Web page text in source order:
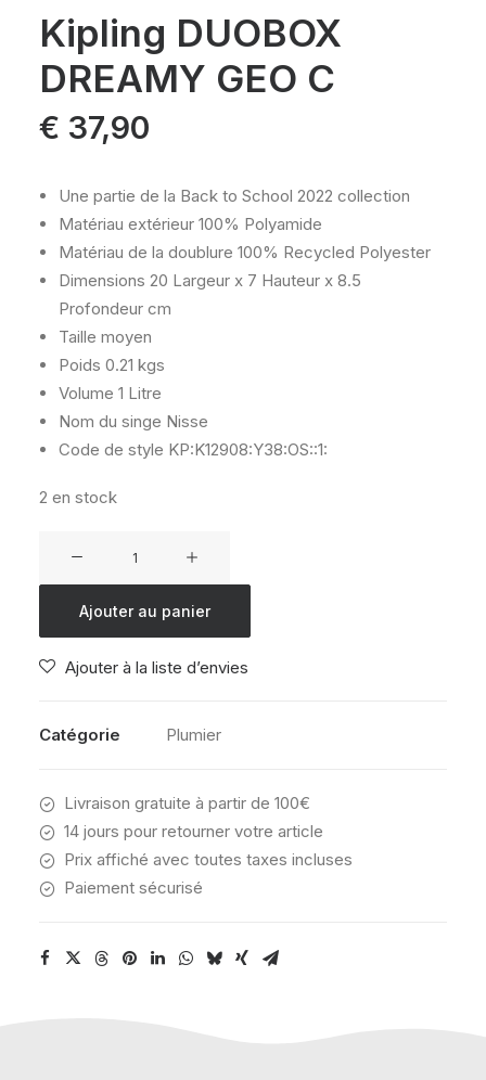
Kipling DUOBOX
DREAMY GEO C
€ 37,90
Une partie de la Back to School 2022 collection
Matériau extérieur 100% Polyamide
Matériau de la doublure 100% Recycled Polyester
Dimensions 20 Largeur x 7 Hauteur x 8.5
Profondeur cm
Taille moyen
Poids 0.21 kgs
Volume 1 Litre
Nom du singe Nisse
Code de style KP:K12908:Y38:OS::1:
2 en stock
DUOBOX
GEO
Ajouter au panier
Ajouter à la liste d’envies
Catégorie Plumier
Livraison gratuite à partir de 100€
14 jours pour retourner votre article
Prix affiché avec toutes taxes incluses
Paiement sécurisé